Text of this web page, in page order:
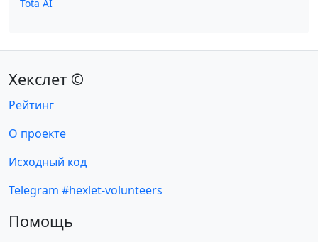
Tota AI
Хекслет ©
Рейтинг
О проекте
Исходный код
Telegram #hexlet-volunteers
Помощь